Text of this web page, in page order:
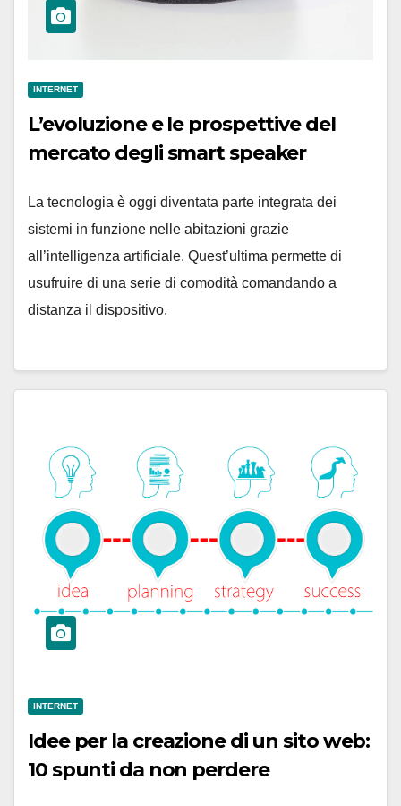
INTERNET
L’evoluzione e le prospettive del
mercato degli smart speaker
La tecnologia è oggi diventata parte integrata dei
sistemi in funzione nelle abitazioni grazie
all’intelligenza artificiale. Quest’ultima permette di
usufruire di una serie di comodità comandando a
distanza il dispositivo.
INTERNET
Idee per la creazione di un sito web:
10 spunti da non perdere